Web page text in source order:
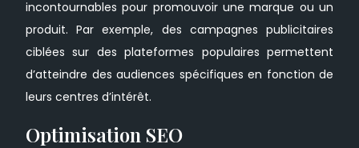
incontournables pour promouvoir une marque ou un
produit. Par exemple, des campagnes publicitaires
ciblées sur des plateformes populaires permettent
d’atteindre des audiences spécifiques en fonction de
leurs centres d’intérêt.
Optimisation SEO